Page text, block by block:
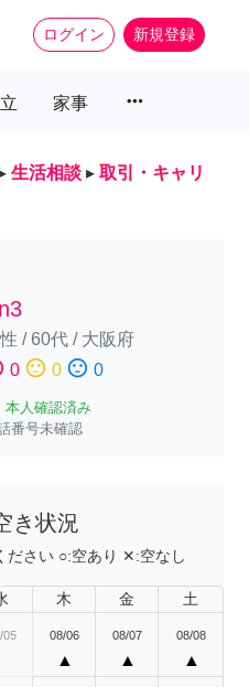
ログイン 新規登録
家事 more_horiz
生活相談 ▸ 取引・キャリ
/60代/ 大阪府
0 sentiment_neutral 0 sentiment_dissatisfied 0
本人確認済み
番号未確認
き状況
ださい ○:空あり ✕:空なし
木 金 土
05 08/06
▲
08/07
▲
08/08
▲